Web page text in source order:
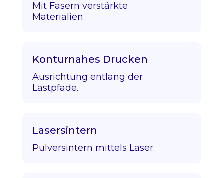
Mit Fasern verstärkte
Materialien.
Konturnahes Drucken
Ausrichtung entlang der
Lastpfade.
Lasersintern
Pulversintern mittels Laser.